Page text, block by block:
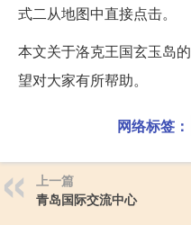
式二从地图中直接点击。
本文关于洛克王国玄玉岛
望对大家有所帮助。
网络标签：
上一篇
青岛国际交流中心